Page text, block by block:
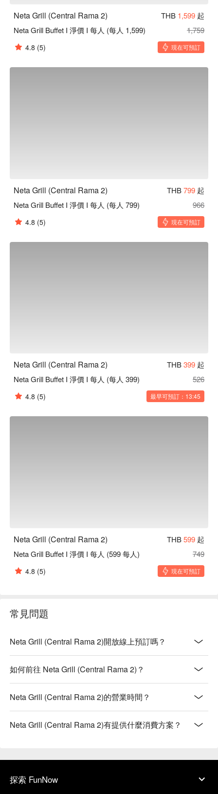
Neta Grill (Central Rama 2) THB 1,599 起
Neta Grill Buffet I 淨價 I 每人 (每人 1,599)
1,759
4.8 (5) 現在可預訂
Neta Grill (Central Rama 2) THB799 起
Neta Grill Buffet I 淨價 I 每人 (每人 799)
966
4.8 (5) 現在可預訂
Neta Grill (Central Rama 2) THB399 起
Neta Grill Buffet I 淨價 I 每人 (每人 399)
526
4.8 (5) 最早可預訂：13:45
Neta Grill (Central Rama 2) THB599 起
Neta Grill Buffet I 淨價 I 每人 (599 每人)
749
4.8 (5) 現在可預訂
常見問題
Neta Grill (Central Rama 2)開放線上預訂嗎？
如何前往 Neta Grill (Central Rama 2)？
Neta Grill (Central Rama 2)的營業時間？
Neta Grill (Central Rama 2)有提供什麼消費方案？
探索 FunNow